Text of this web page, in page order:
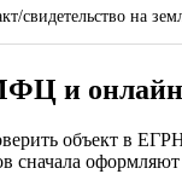
свидетельство на
и онлайн
объект в
оформляют